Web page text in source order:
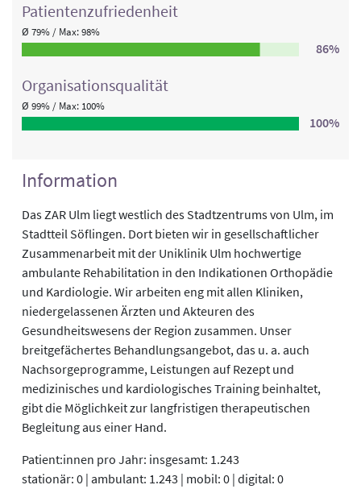
Patienten­zufriedenheit
Ø 79% / Max: 98%
86%
Organisations­qualität
Ø 99% / Max: 100%
100%
Information
Das ZAR Ulm liegt westlich des Stadtzentrums von Ulm, im
Stadtteil Söflingen. Dort bieten wir in gesellschaftlicher
Zusammenarbeit mit der Uniklinik Ulm hochwertige
ambulante Rehabilitation in den Indikationen Orthopädie
und Kardiologie. Wir arbeiten eng mit allen Kliniken,
niedergelassenen Ärzten und Akteuren des
Gesundheitswesens der Region zusammen. Unser
breitgefächertes Behandlungsangebot, das u. a. auch
Nachsorgeprogramme, Leistungen auf Rezept und
medizinisches und kardiologisches Training beinhaltet,
gibt die Möglichkeit zur langfristigen therapeutischen
Begleitung aus einer Hand.
Patient:innen pro Jahr: insgesamt: 1.243
stationär: 0 | ambulant: 1.243 | mobil: 0 | digital: 0